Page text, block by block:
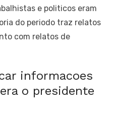
e politicos eram
do periodo traz relatos
com relatos de
informacoes
o presidente